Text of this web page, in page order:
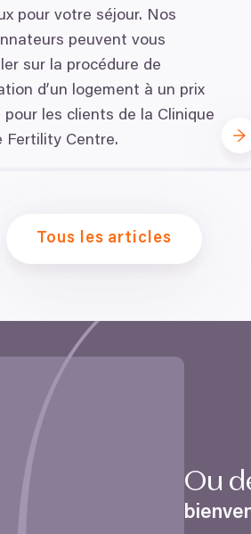
pour votre séjour. Nos
peuvent vous
sur la procédure de
d’un logement à un prix
pour les clients de la Clinique
Fertility Centre.
Tous les articles
Ou